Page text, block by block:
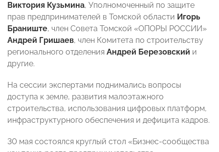
Виктория Кузьмина, Уполномоченный по защите
прав предпринимателей в Томской области Игорь
Браниште, член Совета Томской «ОПОРЫ РОССИИ»
Андрей Гришаев, член Комитета по строительству
регионального отделения Андрей Березовский и
другие.
На сессии экспертами поднимались вопросы
доступа к земле, развития малоэтажного
строительства, использования цифровых платформ,
инфраструктурного обеспечения и дефицита кадров.
30 мая состоялся круглый стол «Бизнес-сообщества